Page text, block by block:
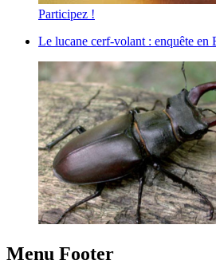
Participez !
Le lucane cerf-volant : enquête en
Menu Footer